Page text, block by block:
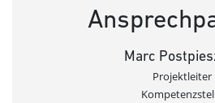
Marc
Projektleiter